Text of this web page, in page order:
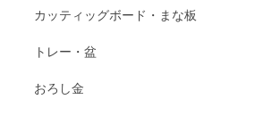
カッティッグボード・まな板
トレー・盆
おろし金